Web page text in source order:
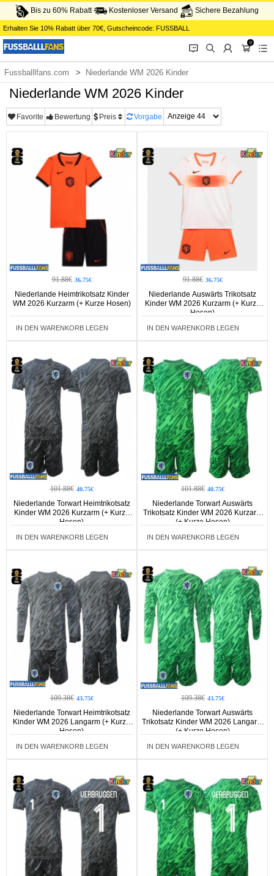
Bis zu 60% Rabatt Kostenloser Versand Sichere Bezahlung
Erhalten Sie 10% Rabatt über 70€ , Gutscheincode: FUSSBALL
󰂱 󰂨 󰃳
0
󰃦 󰃖
Fussballlfans.com Niederlande WM 2026 Kinder
Niederlande WM 2026 Kinder
Favorite Bewertung Preis Vorgabe
91.88€ 36.75€
Niederlande Heimtrikotsatz Kinder
WM 2026 Kurzarm (+ Kurze Hosen)
IN DEN WARENKORB LEGEN
91.88€ 36.75€
Niederlande Auswärts Trikotsatz
Kinder WM 2026 Kurzarm (+ Kurze
Hosen)
IN DEN WARENKORB LEGEN
101.88€ 40.75€
Niederlande Torwart Heimtrikotsatz
Kinder WM 2026 Kurzarm (+ Kurze
Hosen)
IN DEN WARENKORB LEGEN
101.88€ 40.75€
Niederlande Torwart Auswärts
Trikotsatz Kinder WM 2026 Kurzarm
(+ Kurze Hosen)
IN DEN WARENKORB LEGEN
109.38€ 43.75€
Niederlande Torwart Heimtrikotsatz
Kinder WM 2026 Langarm (+ Kurze
Hosen)
IN DEN WARENKORB LEGEN
109.38€ 43.75€
Niederlande Torwart Auswärts
Trikotsatz Kinder WM 2026 Langarm
(+ Kurze Hosen)
IN DEN WARENKORB LEGEN